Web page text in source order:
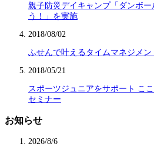
親子防災デイキャンプ「ダンボ
う！」を実施
2018/08/02
ふせんで叶えるタイムマネジメン
2018/05/21
スポーツジュニアをサポート こ
セミナー
お知らせ
2026/8/6